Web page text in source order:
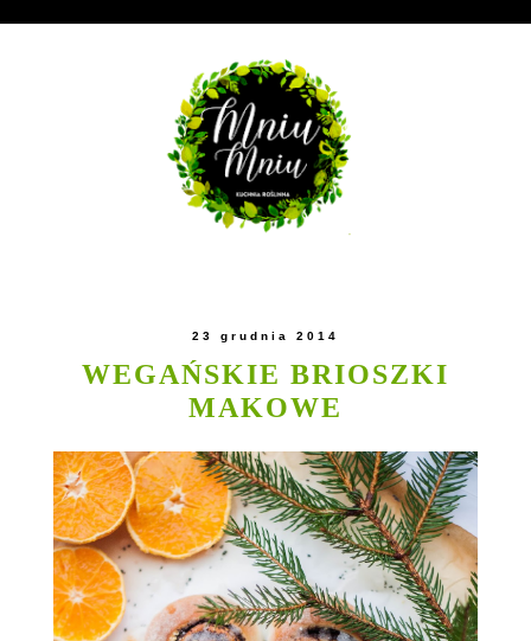
23 grudnia 2014
WEGAŃSKIE BRIOSZKI
MAKOWE